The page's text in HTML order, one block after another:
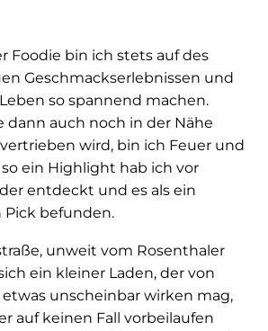
Foodie bin ich stets auf des
Geschmackserlebnissen und
so spannend machen.
dann auch noch in der Nähe
wird, bin ich Feuer und
ein Highlight hab ich vor
entdeckt und es als ein
befunden.
unweit vom Rosenthaler
ein kleiner Laden, der von
unscheinbar wirken mag,
auf keinen Fall vorbeilaufen